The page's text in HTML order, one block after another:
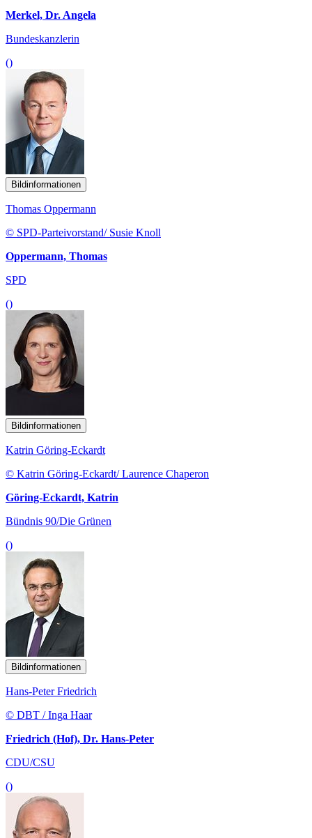
Merkel, Dr. Angela
Bundeskanzlerin
()
Bildinformationen
Thomas Oppermann
© SPD-Parteivorstand/ Susie Knoll
Oppermann, Thomas
SPD
()
Bildinformationen
Katrin Göring-Eckardt
© Katrin Göring-Eckardt/ Laurence Chaperon
Göring-Eckardt, Katrin
Bündnis 90/Die Grünen
()
Bildinformationen
Hans-Peter Friedrich
© DBT / Inga Haar
Friedrich (Hof), Dr. Hans-Peter
CDU/CSU
()